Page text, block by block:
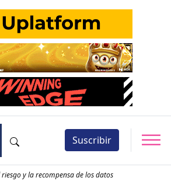
Suscribir
riesgo y la recompensa de los datos